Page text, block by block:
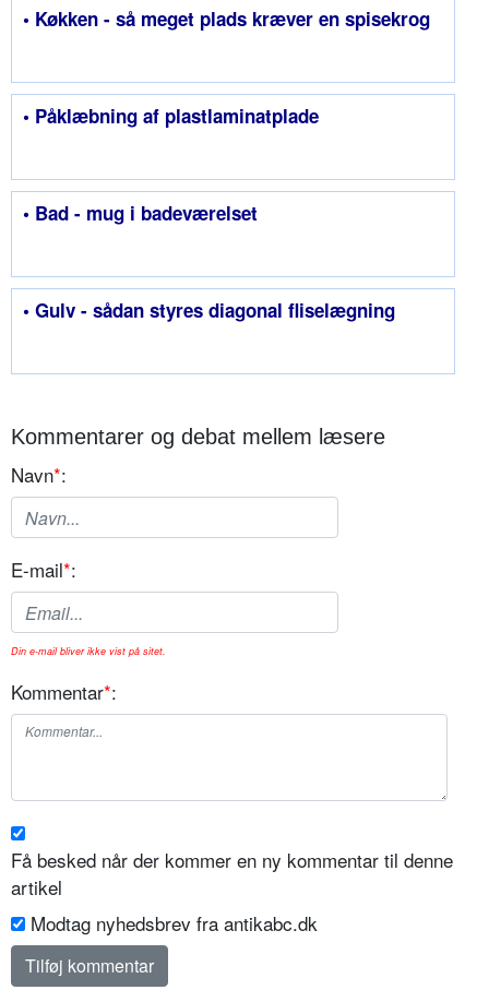
• Køkken - så meget plads kræver en spisekrog
• Påklæbning af plastlaminatplade
• Bad - mug i badeværelset
• Gulv - sådan styres diagonal fliselægning
Kommentarer og debat mellem læsere
Navn*:
E-mail*:
Din e-mail bliver ikke vist på sitet.
Kommentar*:
Få besked når der kommer en ny kommentar til denne
artikel
Modtag nyhedsbrev fra antikabc.dk